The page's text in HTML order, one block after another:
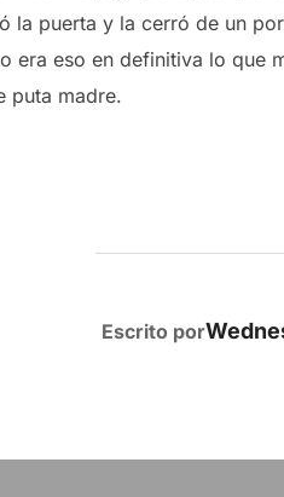
la puerta y la cerró de un
era eso en definitiva lo que
puta madre.
AUTOR DE LA
Escrito por